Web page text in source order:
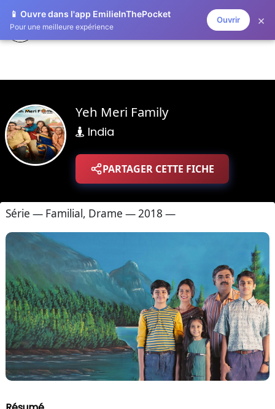
📱 Ouvre dans l'app EmilieInThePocket
Pour une meilleure expérience
Ouvrir ×
ZAPLISTOO
Yeh Meri Family
India
PARTAGER CETTE FICHE
Série — Familial, Drame — 2018 —